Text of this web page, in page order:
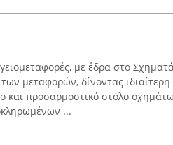
με έδρα στο
μεταφορών, δίνοντας
και προσαρμοστικό στόλο
...